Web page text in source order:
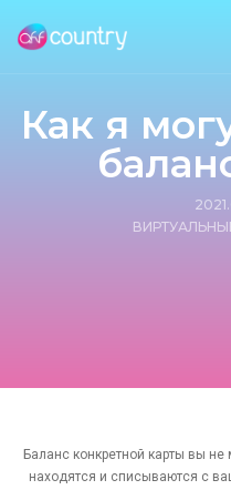
Как я
Баланс конкретной карты вы не
находятся и списываются с